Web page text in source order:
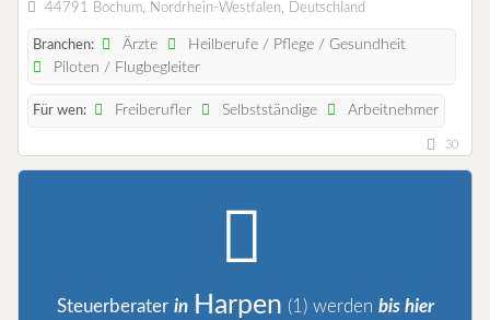
44791 Bochum, Nordrhein-Westfalen, Deutschland
Branchen: Ärzte
Heilberufe / Pflege / Gesundheit
Piloten / Flugbegleiter
Für wen: Freiberufler Selbstständige Arbeitnehmer
30
Steuerberater in Harpen (1)werden bis hier